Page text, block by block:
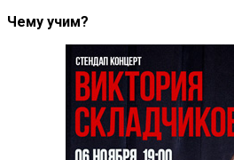
Чему учим?